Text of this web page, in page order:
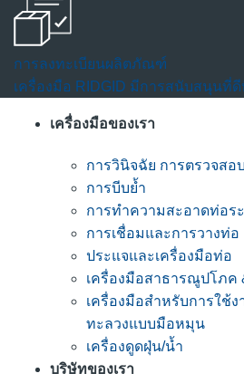
การลงทะเบียนผลิตภัณฑ์
เครื่องมือ RIDGID มีการสนับสนุนที่
เครื่องมือของเรา
การวินิจฉัย การตรวจสอ
การบีบย้ำ
การทำความสะอาดท่อร
การเชื่อมและการวางท่อ
ประแจและเครื่องมือท่อ
เครื่องมือสาธารณูปโภค
เครื่องมือสำหรับการใช้ง
ทะลวงแบบมือหมุน
เครื่องดูดฝุ่น/น้ำ
บริษัทของเรา